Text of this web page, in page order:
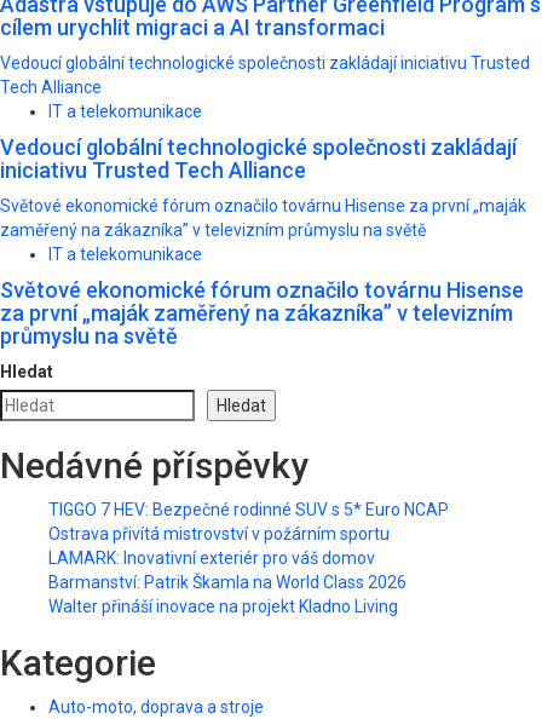
cílem urychlit migraci a AI transformaci
Vedoucí globální technologické společnosti zakládají iniciativu Trusted
Tech Alliance
IT a telekomunikace
Vedoucí globální technologické společnosti zakládají
iniciativu Trusted Tech Alliance
Světové ekonomické fórum označilo továrnu Hisense za první „maják
zaměřený na zákazníka” v televizním průmyslu na světě
IT a telekomunikace
Světové ekonomické fórum označilo továrnu Hisense
za první „maják zaměřený na zákazníka” v televizním
průmyslu na světě
Hledat
Hledat
Nedávné příspěvky
TIGGO 7 HEV: Bezpečné rodinné SUV s 5* Euro NCAP
Ostrava přivítá mistrovství v požárním sportu
LAMARK: Inovativní exteriér pro váš domov
Barmanství: Patrik Škamla na World Class 2026
Walter přináší inovace na projekt Kladno Living
Kategorie
Auto-moto, doprava a stroje